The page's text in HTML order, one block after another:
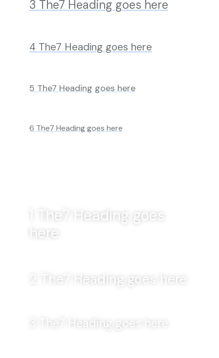
3 The7 Heading goes here
4 The7 Heading goes here
5 The7 Heading goes here
6 The7 Heading goes here
1 The7 Heading goes
here
2 The7 Heading goes here
3 The7 Heading goes here